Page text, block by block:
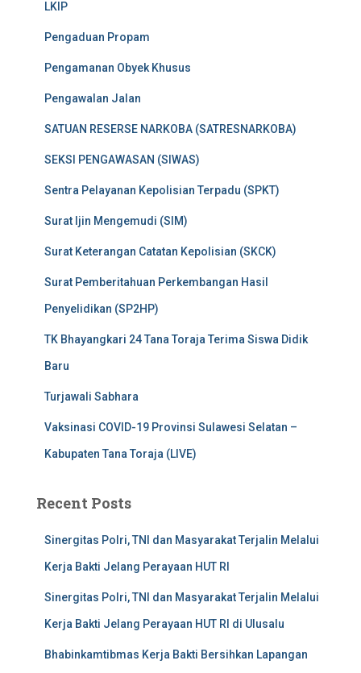
LKIP
Pengaduan Propam
Pengamanan Obyek Khusus
Pengawalan Jalan
SATUAN RESERSE NARKOBA (SATRESNARKOBA)
SEKSI PENGAWASAN (SIWAS)
Sentra Pelayanan Kepolisian Terpadu (SPKT)
Surat Ijin Mengemudi (SIM)
Surat Keterangan Catatan Kepolisian (SKCK)
Surat Pemberitahuan Perkembangan Hasil
Penyelidikan (SP2HP)
TK Bhayangkari 24 Tana Toraja Terima Siswa Didik
Baru
Turjawali Sabhara
Vaksinasi COVID-19 Provinsi Sulawesi Selatan –
Kabupaten Tana Toraja (LIVE)
Recent Posts
Sinergitas Polri, TNI dan Masyarakat Terjalin Melalui
Kerja Bakti Jelang Perayaan HUT RI
Sinergitas Polri, TNI dan Masyarakat Terjalin Melalui
Kerja Bakti Jelang Perayaan HUT RI di Ulusalu
Bhabinkamtibmas Kerja Bakti Bersihkan Lapangan